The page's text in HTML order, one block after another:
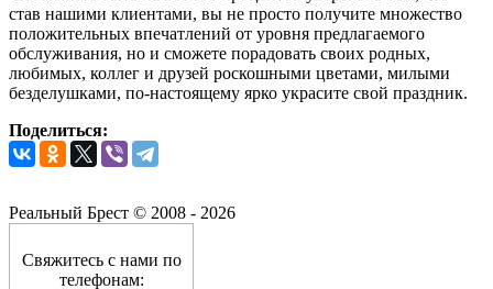
став нашими клиентами, вы не просто получите множество
положительных впечатлений от уровня предлагаемого
обслуживания, но и сможете порадовать своих родных,
любимых, коллег и друзей роскошными цветами, милыми
безделушками, по-настоящему ярко украсите свой праздник.
Поделиться:
Реальный Брест © 2008 - 2026
Свяжитесь с нами по
телефонам: